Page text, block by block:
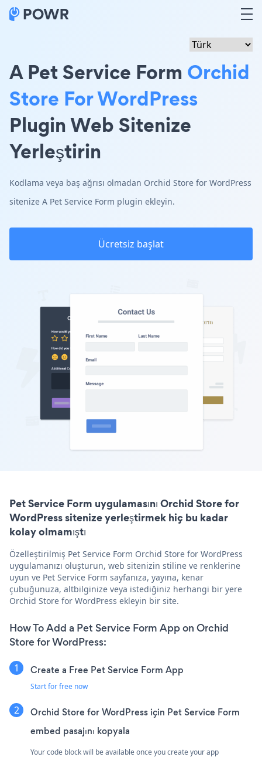
A Pet Service Form Orchid
Store For WordPress
Plugin Web Sitenize
Yerleştirin
Kodlama veya baş ağrısı olmadan Orchid Store for WordPress
sitenize A Pet Service Form plugin ekleyin.
Ücretsiz başlat
Pet Service Form uygulamasını Orchid Store for
WordPress sitenize yerleştirmek hiç bu kadar
kolay olmamıştı
Özelleştirilmiş Pet Service Form Orchid Store for WordPress
uygulamanızı oluşturun, web sitenizin stiline ve renklerine
uyun ve Pet Service Form sayfanıza, yayına, kenar
çubuğunuza, altbilginize veya istediğiniz herhangi bir yere
Orchid Store for WordPress ekleyin bir site.
How To Add a Pet Service Form App on Orchid
Store for WordPress:
Create a Free Pet Service Form App
Start for free now
Orchid Store for WordPress için Pet Service Form
embed pasajını kopyala
Your code block will be available once you create your app